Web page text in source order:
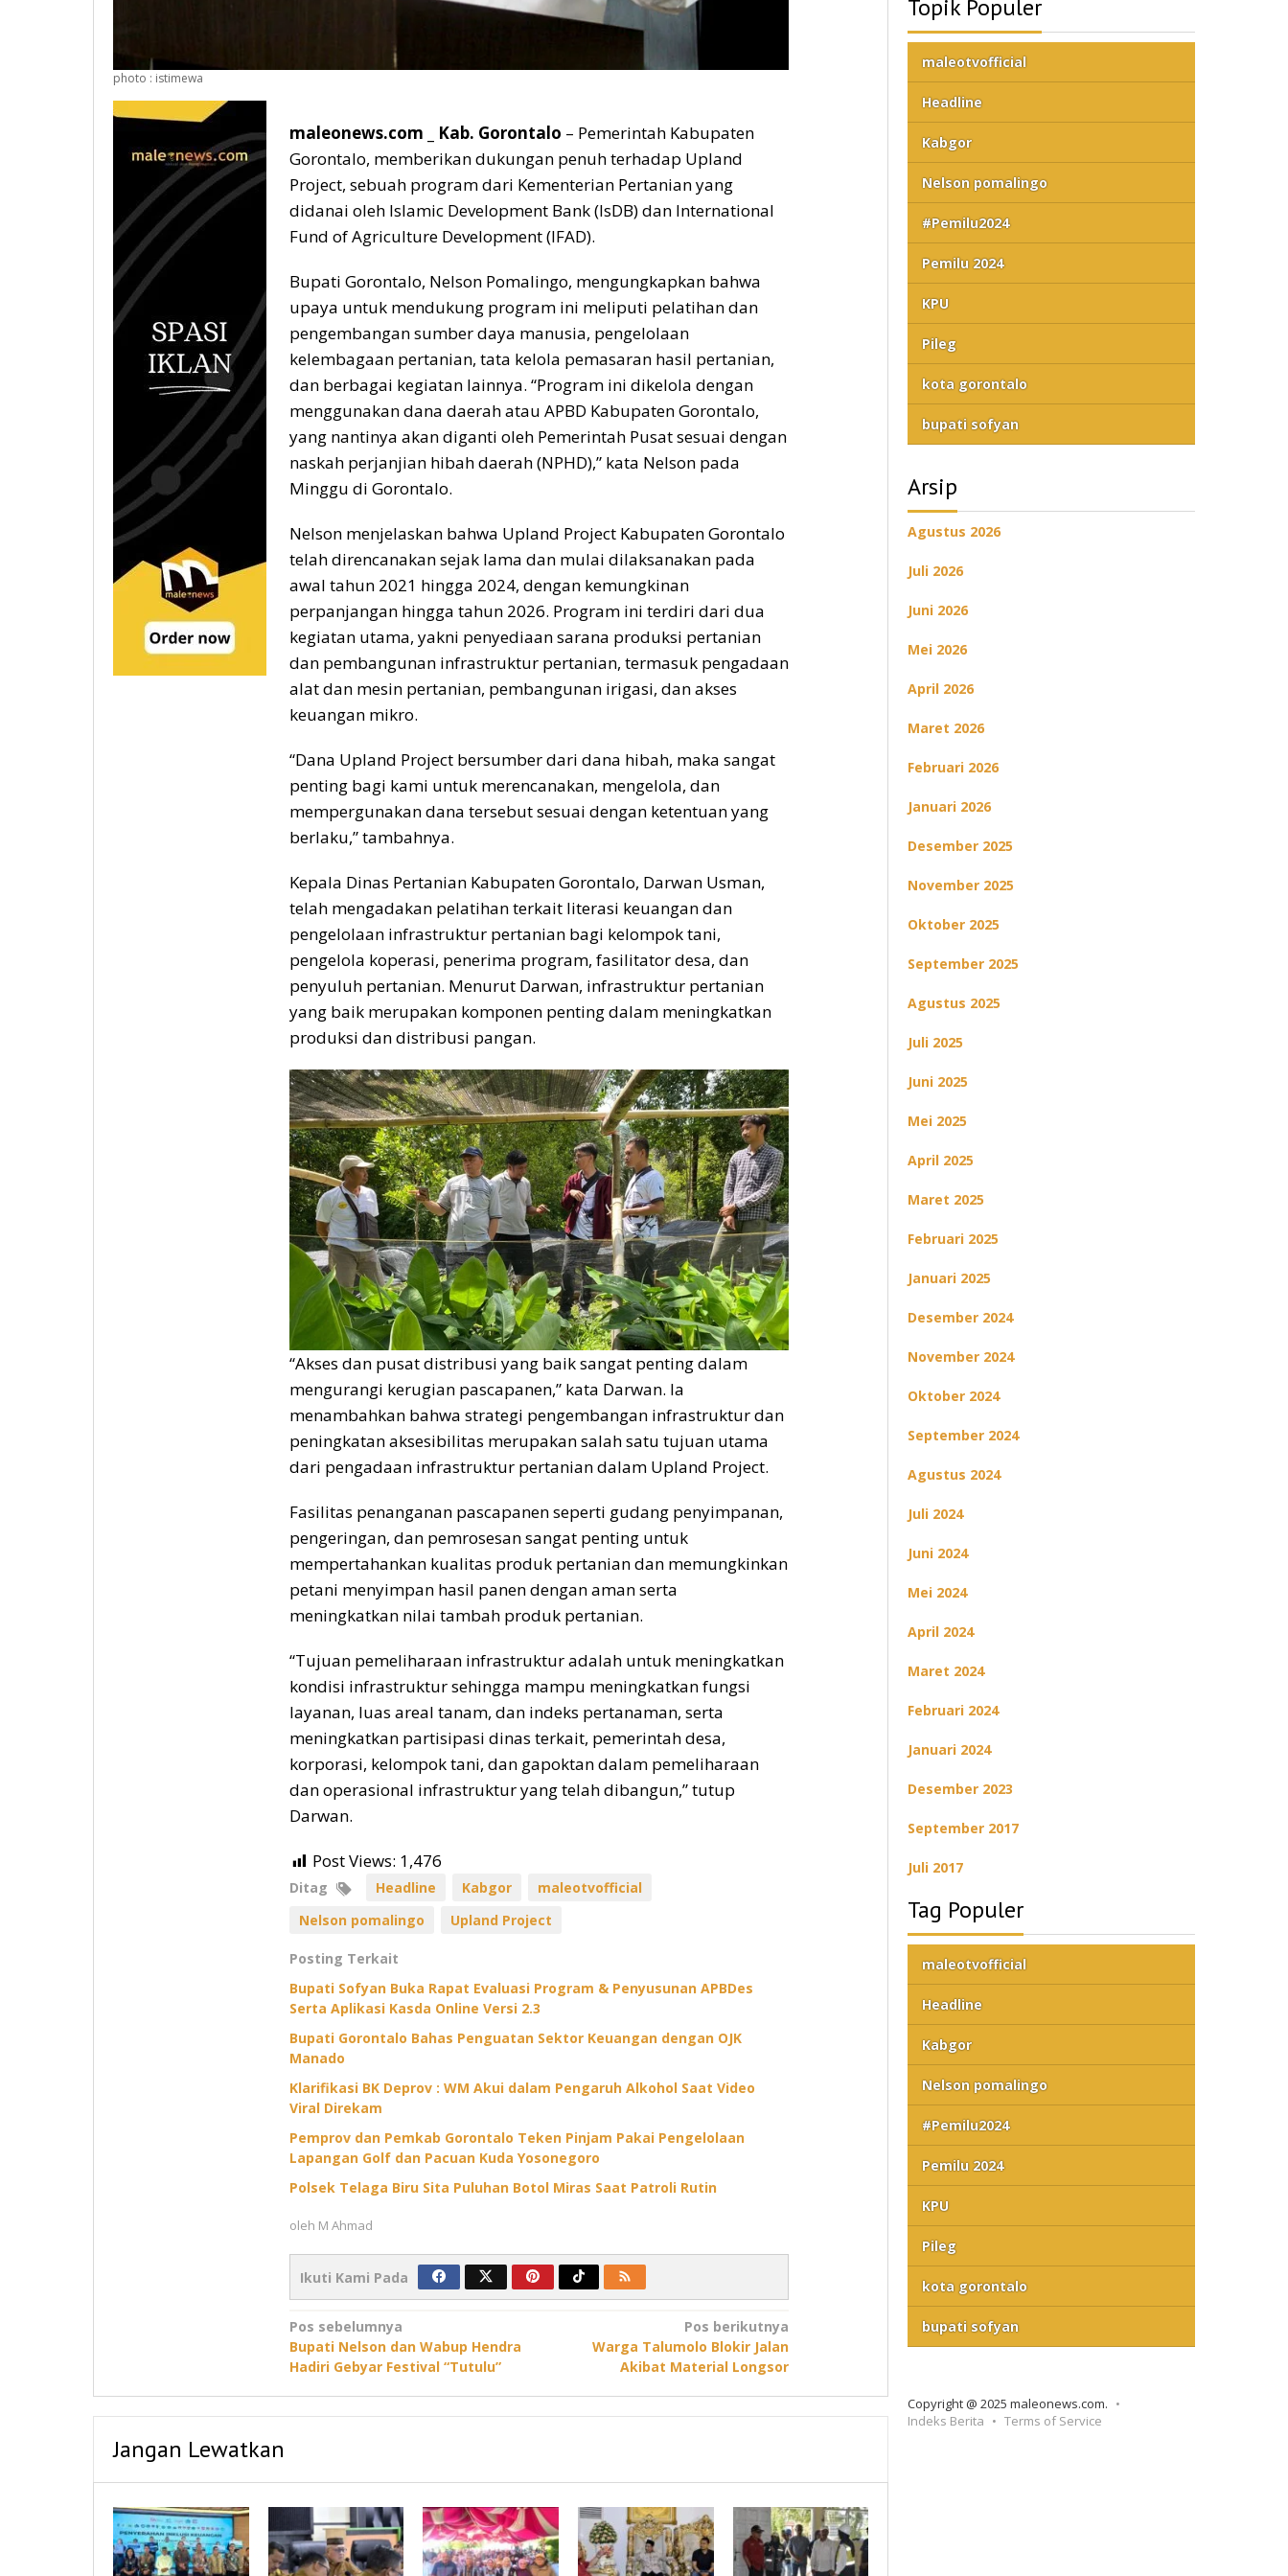
photo : istimewa
maleonews.com _ Kab. Gorontalo – Pemerintah Kabupaten
Gorontalo, memberikan dukungan penuh terhadap Upland
Project, sebuah program dari Kementerian Pertanian yang
didanai oleh Islamic Development Bank (IsDB) dan International
Fund of Agriculture Development (IFAD).
Bupati Gorontalo, Nelson Pomalingo, mengungkapkan bahwa
upaya untuk mendukung program ini meliputi pelatihan dan
pengembangan sumber daya manusia, pengelolaan
kelembagaan pertanian, tata kelola pemasaran hasil pertanian,
dan berbagai kegiatan lainnya. “Program ini dikelola dengan
menggunakan dana daerah atau APBD Kabupaten Gorontalo,
yang nantinya akan diganti oleh Pemerintah Pusat sesuai dengan
naskah perjanjian hibah daerah (NPHD),” kata Nelson pada
Minggu di Gorontalo.
Nelson menjelaskan bahwa Upland Project Kabupaten Gorontalo
telah direncanakan sejak lama dan mulai dilaksanakan pada
awal tahun 2021 hingga 2024, dengan kemungkinan
perpanjangan hingga tahun 2026. Program ini terdiri dari dua
kegiatan utama, yakni penyediaan sarana produksi pertanian
dan pembangunan infrastruktur pertanian, termasuk pengadaan
alat dan mesin pertanian, pembangunan irigasi, dan akses
keuangan mikro.
“Dana Upland Project bersumber dari dana hibah, maka sangat
penting bagi kami untuk merencanakan, mengelola, dan
mempergunakan dana tersebut sesuai dengan ketentuan yang
berlaku,” tambahnya.
Kepala Dinas Pertanian Kabupaten Gorontalo, Darwan Usman,
telah mengadakan pelatihan terkait literasi keuangan dan
pengelolaan infrastruktur pertanian bagi kelompok tani,
pengelola koperasi, penerima program, fasilitator desa, dan
penyuluh pertanian. Menurut Darwan, infrastruktur pertanian
yang baik merupakan komponen penting dalam meningkatkan
produksi dan distribusi pangan.
“Akses dan pusat distribusi yang baik sangat penting dalam
mengurangi kerugian pascapanen,” kata Darwan. Ia
menambahkan bahwa strategi pengembangan infrastruktur dan
peningkatan aksesibilitas merupakan salah satu tujuan utama
dari pengadaan infrastruktur pertanian dalam Upland Project.
Fasilitas penanganan pascapanen seperti gudang penyimpanan,
pengeringan, dan pemrosesan sangat penting untuk
mempertahankan kualitas produk pertanian dan memungkinkan
petani menyimpan hasil panen dengan aman serta
meningkatkan nilai tambah produk pertanian.
“Tujuan pemeliharaan infrastruktur adalah untuk meningkatkan
kondisi infrastruktur sehingga mampu meningkatkan fungsi
layanan, luas areal tanam, dan indeks pertanaman, serta
meningkatkan partisipasi dinas terkait, pemerintah desa,
korporasi, kelompok tani, dan gapoktan dalam pemeliharaan
dan operasional infrastruktur yang telah dibangun,” tutup
Darwan.
Post Views: 1,476
Ditag Headline Kabgor
maleotvofficial
Nelson pomalingo
Upland Project
Posting Terkait
Bupati Sofyan Buka Rapat Evaluasi Program & Penyusunan APBDes
Serta Aplikasi Kasda Online Versi 2.3
Bupati Gorontalo Bahas Penguatan Sektor Keuangan dengan OJK
Manado
Klarifikasi BK Deprov : WM Akui dalam Pengaruh Alkohol Saat Video
Viral Direkam
Pemprov dan Pemkab Gorontalo Teken Pinjam Pakai Pengelolaan
Lapangan Golf dan Pacuan Kuda Yosonegoro
Polsek Telaga Biru Sita Puluhan Botol Miras Saat Patroli Rutin
oleh M Ahmad
Ikuti Kami Pada
Navigasi
pos
Pos sebelumnya
Bupati Nelson dan Wabup Hendra
Hadiri Gebyar Festival “Tutulu”
Pos berikutnya
Warga Talumolo Blokir Jalan
Akibat Material Longsor
Jangan Lewatkan
Topik Populer
maleotvofficial
Headline
Kabgor
Nelson pomalingo
#Pemilu2024
Pemilu 2024
KPU
Pileg
kota gorontalo
bupati sofyan
Arsip
Agustus 2026
Juli 2026
Juni 2026
Mei 2026
April 2026
Maret 2026
Februari 2026
Januari 2026
Desember 2025
November 2025
Oktober 2025
September 2025
Agustus 2025
Juli 2025
Juni 2025
Mei 2025
April 2025
Maret 2025
Februari 2025
Januari 2025
Desember 2024
November 2024
Oktober 2024
September 2024
Agustus 2024
Juli 2024
Juni 2024
Mei 2024
April 2024
Maret 2024
Februari 2024
Januari 2024
Desember 2023
September 2017
Juli 2017
Tag Populer
maleotvofficial
Headline
Kabgor
Nelson pomalingo
#Pemilu2024
Pemilu 2024
KPU
Pileg
kota gorontalo
bupati sofyan
Copyright @ 2025 maleonews.com.
Indeks Berita
Terms of Service